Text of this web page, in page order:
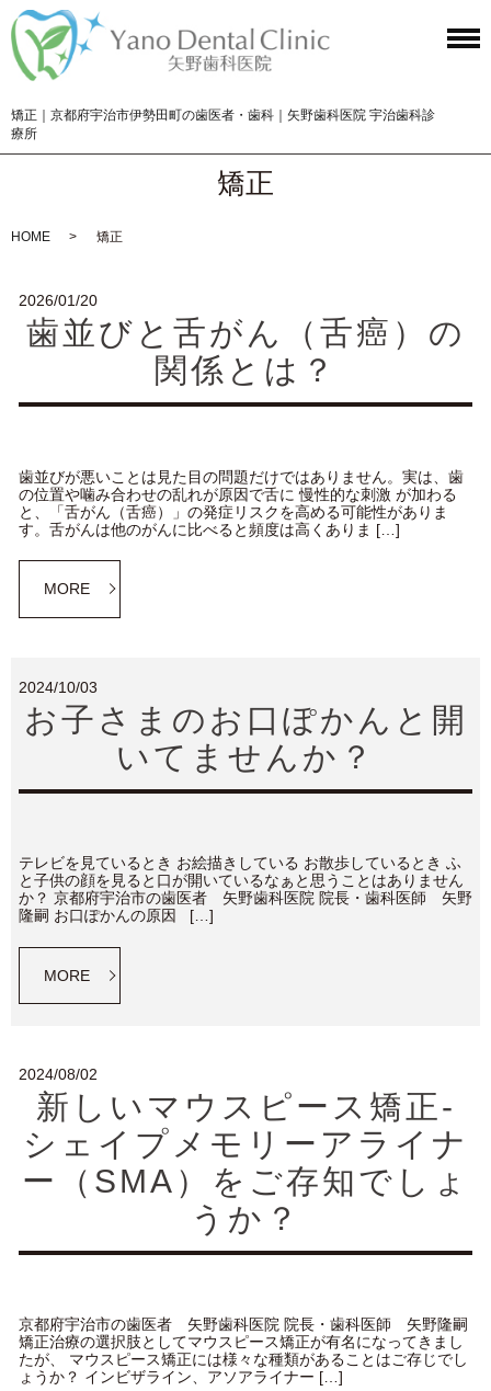
矯正｜京都府宇治市伊勢田町の歯医者・歯科｜矢野歯科医院 宇治歯科診
療所
矯正
HOME 矯正
2026/01/20
歯並びと舌がん（舌癌）の
関係とは？
歯並びが悪いことは見た目の問題だけではありません。実は、歯
の位置や噛み合わせの乱れが原因で舌に 慢性的な刺激 が加わる
と、「舌がん（舌癌）」の発症リスクを高める可能性がありま
す。舌がんは他のがんに比べると頻度は高くありま […]
MORE
2024/10/03
お子さまのお口ぽかんと開
いてませんか？
テレビを見ているとき お絵描きしている お散歩しているとき ふ
と子供の顔を見ると口が開いているなぁと思うことはありません
か？ 京都府宇治市の歯医者 矢野歯科医院 院長・歯科医師 矢野
隆嗣 お口ぽかんの原因 […]
MORE
2024/08/02
新しいマウスピース矯正-
シェイプメモリーアライナ
ー（SMA）をご存知でしょ
うか？
京都府宇治市の歯医者 矢野歯科医院 院長・歯科医師 矢野隆嗣
矯正治療の選択肢としてマウスピース矯正が有名になってきまし
たが、 マウスピース矯正には様々な種類があることはご存じでし
ょうか？ インビザライン、アソアライナー […]